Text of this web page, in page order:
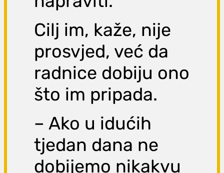
Cilj im, kaže, nije
prosvjed, već da
radnice dobiju ono
što im pripada.
– Ako u idućih
tjedan dana ne
dobijemo nikakvu